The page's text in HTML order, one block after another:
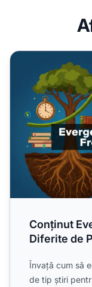
Conținut
Conținut
Diferite de
Învață cum să
de tip știri